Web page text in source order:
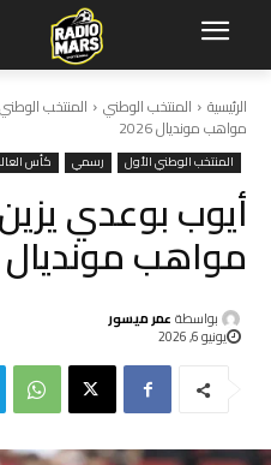
الرئيسية المنتخب الوطني المنتخب
مواهب مونديال 2026
المنتخب الوطني الأول رسمي كأس
أيوب بوعدي
مواهب مونديال 2026
بواسطة عمر ميسور
يونيو 6, 2026